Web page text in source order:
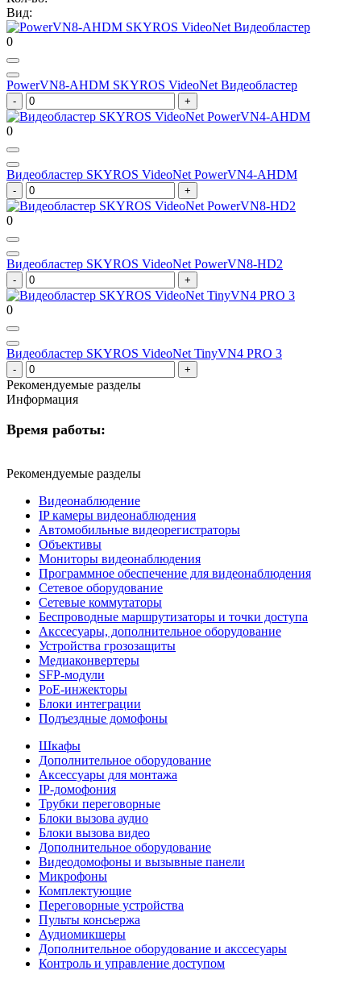
Вид:
0
PowerVN8-AHDM SKYROS VideoNet Видеобластер
0
Видеобластер SKYROS VideoNet PowerVN4-AHDM
0
Видеобластер SKYROS VideoNet PowerVN8-HD2
0
Видеобластер SKYROS VideoNet TinyVN4 PRO 3
Рекомендуемые разделы
Информация
Время работы:
Рекомендуемые разделы
Видеонаблюдение
IP камеры видеонаблюдения
Автомобильные видеорегистраторы
Объективы
Мониторы видеонаблюдения
Программное обеспечение для видеонаблюдения
Сетевое оборудование
Сетевые коммутаторы
Беспроводные маршрутизаторы и точки доступа
Акссесуары, дополнительное оборудование
Устройства грозозащиты
Медиаконвертеры
SFP-модули
РоЕ-инжекторы
Блоки интеграции
Подъездные домофоны
Шкафы
Дополнительное оборудование
Аксессуары для монтажа
IP-домофония
Трубки переговорные
Блоки вызова аудио
Блоки вызова видео
Дополнительное оборудование
Видеодомофоны и вызывные панели
Микрофоны
Комплектующие
Переговорные устройства
Пульты консьержа
Аудиомикшеры
Дополнительное оборудование и акссесуары
Контроль и управление доступом